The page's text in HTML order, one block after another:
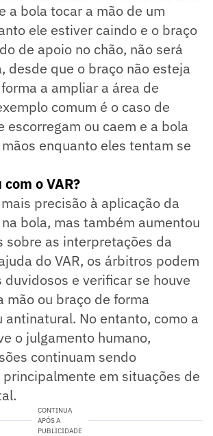
a bola tocar a mão de um
ele estiver caindo e o braço
de apoio no chão, não será
desde que o braço não esteja
a ampliar a área de
comum é o caso de
escorregam ou caem e a bola
enquanto eles tentam se
o VAR?
precisão à aplicação da
bola, mas também aumentou
sobre as interpretações da
do VAR, os árbitros podem
duvidosos e verificar se houve
mão ou braço de forma
antinatural. No entanto, como a
o julgamento humano,
continuam sendo
em situações de
CONTINUA
APÓS A
PUBLICIDADE